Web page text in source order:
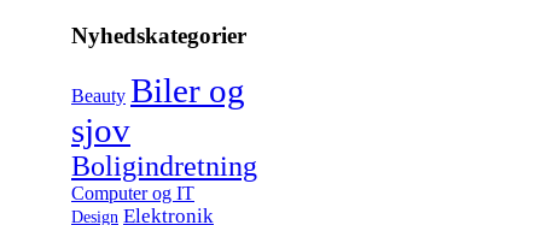
Nyhedskategorier
Beauty Biler og
sjov
Boligindretning
Computer og IT
Design Elektronik